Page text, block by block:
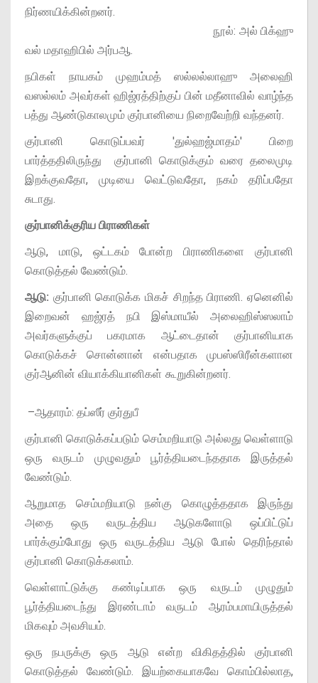
நிர்ணயிக்கின்றனர்.
நூல்: அல் பிக்ஹு
வல் மதாஹிபில் அர்பஆ.
நபிகள் நாயகம் முஹம்மத் ஸல்லல்லாஹு அலைஹி
வஸல்லம் அவர்கள் ஹிஜ்ரத்திற்குப் பின் மதீனாவில் வாழ்ந்த
பத்து ஆண்டுகாலமும் குர்பானியை நிறைவேற்றி வந்தனர்.
குர்பானி கொடுப்பவர் 'துல்ஹஜ்மாதம்' பிறை
பார்த்ததிலிருந்து குர்பானி கொடுக்கும் வரை தலைமுடி
இறக்குவதோ, முடியை வெட்டுவதோ, நகம் தரிப்பதோ
சுடாது.
குர்பானிக்குரிய பிராணிகள்
ஆடு, மாடு, ஒட்டகம் போன்ற பிராணிகளை குர்பானி
கொடுத்தல் வேண்டும்.
ஆடு: குர்பானி கொடுக்க மிகச் சிறந்த பிராணி. ஏனெனில்
இறைவன் ஹஜ்ரத் நபி இஸ்மாயீல் அலைஹிஸ்ஸலாம்
அவர்களுக்குப் பகரமாக ஆட்டைதான் குர்பானியாக
கொடுக்கச் சொன்னான் என்பதாக முபஸ்ஸிரீன்களான
குர்ஆனின் வியாக்கியானிகள் கூறுகின்றனர்.
–ஆதாரம்: தப்ஸீர் குர்துபீ
குர்பானி கொடுக்கப்படும் செம்மறியாடு அல்லது வெள்ளாடு
ஒரு வருடம் முழுவதும் பூர்த்தியடைந்ததாக இருத்தல்
வேண்டும்.
ஆறுமாத செம்மறியாடு நன்கு கொழுத்ததாக இருந்து
அதை ஒரு வருடத்திய ஆடுகளோடு ஒப்பிட்டுப்
பார்க்கும்போது ஒரு வருடத்திய ஆடு போல் தெரிந்தால்
குர்பானி கொடுக்கலாம்.
வெள்ளாட்டுக்கு கண்டிப்பாக ஒரு வருடம் முழுதும்
பூர்த்தியடைந்து இரண்டாம் வருடம் ஆரம்பமாயிருத்தல்
மிகவும் அவசியம்.
ஒரு நபருக்கு ஒரு ஆடு என்ற விகிதத்தில் குர்பானி
கொடுத்தல் வேண்டும். இயற்கையாகவே கொம்பில்லாத,